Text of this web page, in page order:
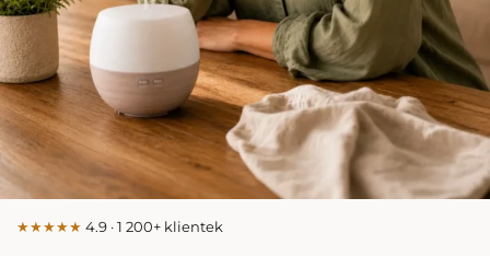
★★★★★ 4.9 · 1 200+ klientek